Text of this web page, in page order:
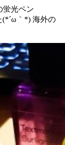
蛍光ペン
(*´ω｀*) 海外の